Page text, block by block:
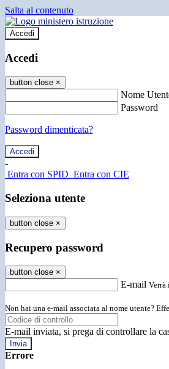
Salta al contenuto
Accedi
Accedi
button close ×
Nome
Password
Password dimenticata?
-
Entra con SPID Entra con CIE
Seleziona utente
button close ×
Recupero password
button close ×
E-mail
Non hai una e-mail associata al nome utente?
E-mail inviata, si prega di controllare la
Errore